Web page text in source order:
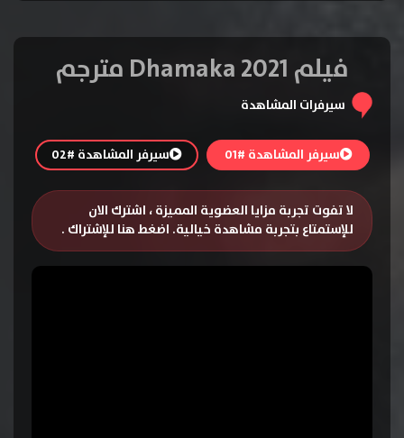
فيلم Dhamaka 2021 مترجم
سيرفرات المشاهدة
سيرفر المشاهدة #01 سيرفر المشاهدة #02
لا تفوت تجربة مزايا العضوية المميزة ، اشترك الان
للإستمتاع بتجربة مشاهدة خيالية. اضغط هنا للإشتراك .